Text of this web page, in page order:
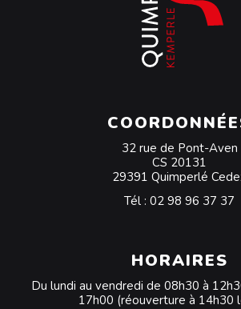
32 rue de Pont-Aven
CS 20131
29391 Quimperlé
Tél : 02 98 96 37 37
HORAIRES
Du lundi au vendredi de 08h30 à
17h00 (réouverture à 14h30